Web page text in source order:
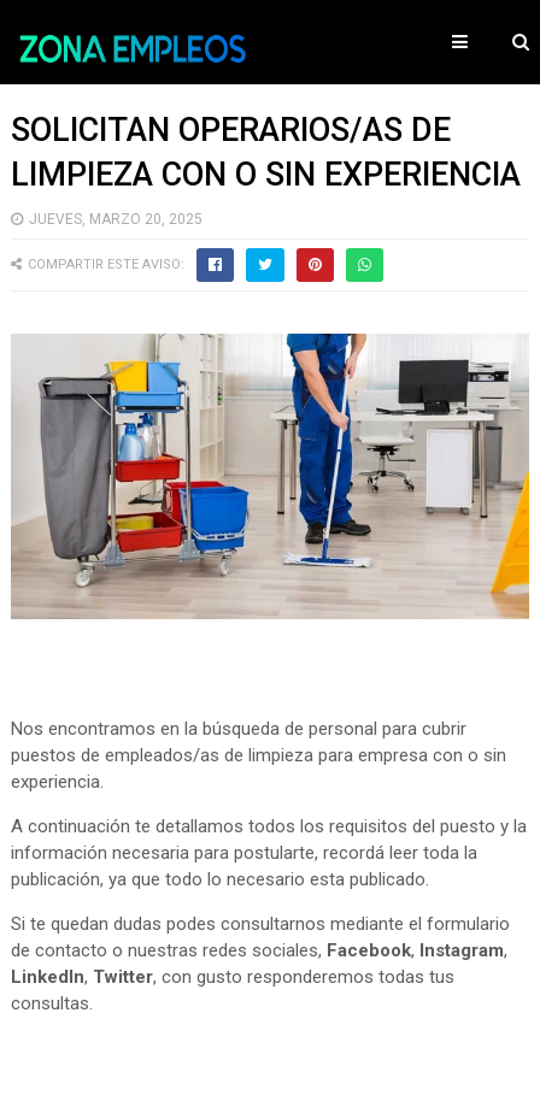
SOLICITAN OPERARIOS/AS DE
LIMPIEZA CON O SIN EXPERIENCIA
JUEVES, MARZO 20, 2025
COMPARTIR ESTE AVISO:
Nos encontramos en la búsqueda de personal para cubrir
puestos de empleados/as de limpieza para empresa con o sin
experiencia.
A continuación te detallamos todos los requisitos del puesto y la
información necesaria para postularte, recordá leer toda la
publicación, ya que todo lo necesario esta publicado.
Si te quedan dudas podes consultarnos mediante el formulario
de contacto o nuestras redes sociales, Facebook, Instagram,
LinkedIn, Twitter, con gusto responderemos todas tus
consultas.